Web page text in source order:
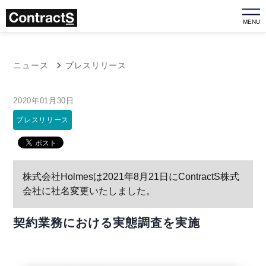
MENU
ニュース プレスリリース
2020年01月30日
プレスリリース
株式会社Holmesは2021年8月21日にContractS株式
会社に社名変更いたしました。
契約業務における実態調査を実施